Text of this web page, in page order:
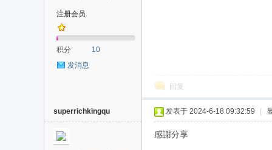
注册会员
积分
10
发消息
回复
superrichkingqu 发表于 2024-6-18 09:32:59
感謝分享